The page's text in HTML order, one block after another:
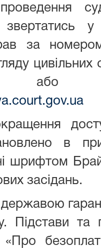
за
65 або
в
шрифтом
засідань.
Підстави та
«Про